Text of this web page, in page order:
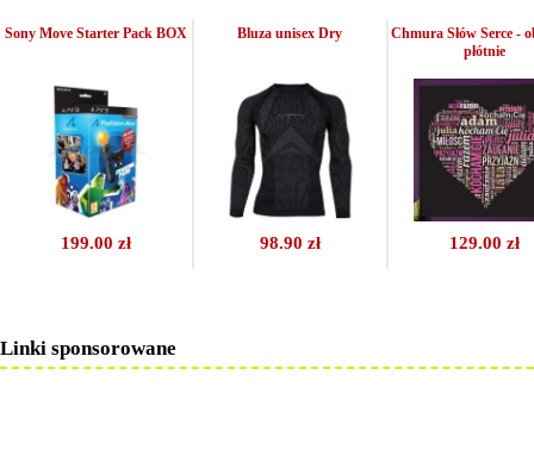
199.00 zł
Sony Move Starter Pack BOX
98.90 zł
Bluza unisex Dry
129.00 zł
Chmura Słów Serce -
płótnie
Linki sponsorowane